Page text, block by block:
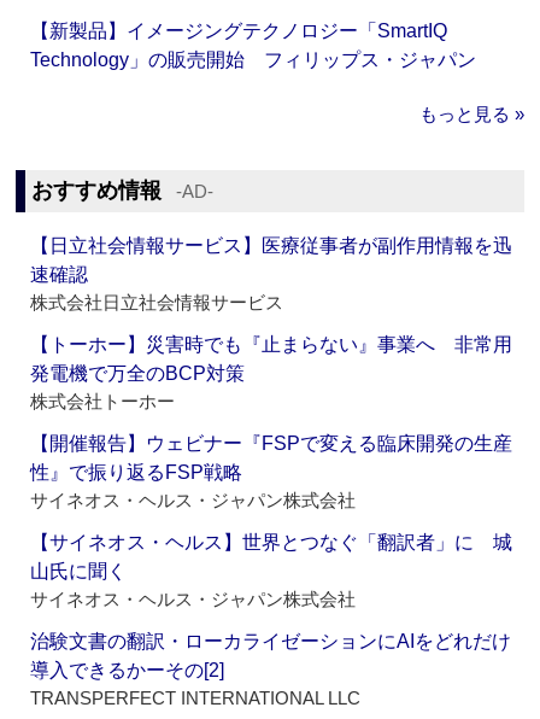
【新製品】イメージングテクノロジー「SmartIQ
Technology」の販売開始 フィリップス・ジャパン
もっと見る »
おすすめ情報 ‐AD‐
【日立社会情報サービス】医療従事者が副作用情報を迅
速確認
株式会社日立社会情報サービス
【トーホー】災害時でも『止まらない』事業へ 非常用
発電機で万全のBCP対策
株式会社トーホー
【開催報告】ウェビナー『FSPで変える臨床開発の生産
性』で振り返るFSP戦略
サイネオス・ヘルス・ジャパン株式会社
【サイネオス・ヘルス】世界とつなぐ「翻訳者」に 城
山氏に聞く
サイネオス・ヘルス・ジャパン株式会社
治験文書の翻訳・ローカライゼーションにAIをどれだけ
導入できるかーその[2]
TRANSPERFECT INTERNATIONAL LLC